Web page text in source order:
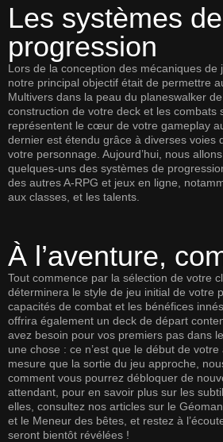
Les systèmes de
progression
Lors de la conception des mécaniques de
notre principal objectif était de permettre
Multivers dans la peau du planeswalker
construction de votre deck et les combats
représentent le cœur de votre gameplay
dernier est étendu grâce à diverses voies
votre personnage. Aujourd’hui, nous
quelques-uns des systèmes de
des autres A-RPG et jeux en ligne,
aux classes, et les talents.
À l’aventure,
Tout commence par la sélection de votre
déterminera le style de jeu initial de votre
capacités de combat et les bénéfices
offrira également un deck de départ
avez besoin pour vos premiers pas dans
une chose : ce n’est que le début de
mesure que la sortie du jeu approche,
comment vous pourrez débloquer de
attendant, pour en savoir plus sur les
elles, consultez nos articles sur le
et le Meneur des bêtes , et restez à
seront bientôt révélées !